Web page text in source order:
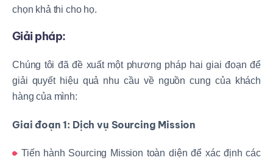
chọn khả thi cho họ.
Giải pháp:
Chúng tôi đã đề xuất một phương pháp hai giai đoạn để
giải quyết hiệu quả nhu cầu về nguồn cung của khách
hàng của mình:
Giai đoạn 1: Dịch vụ Sourcing Mission
Tiến hành Sourcing Mission toàn diện để xác định các